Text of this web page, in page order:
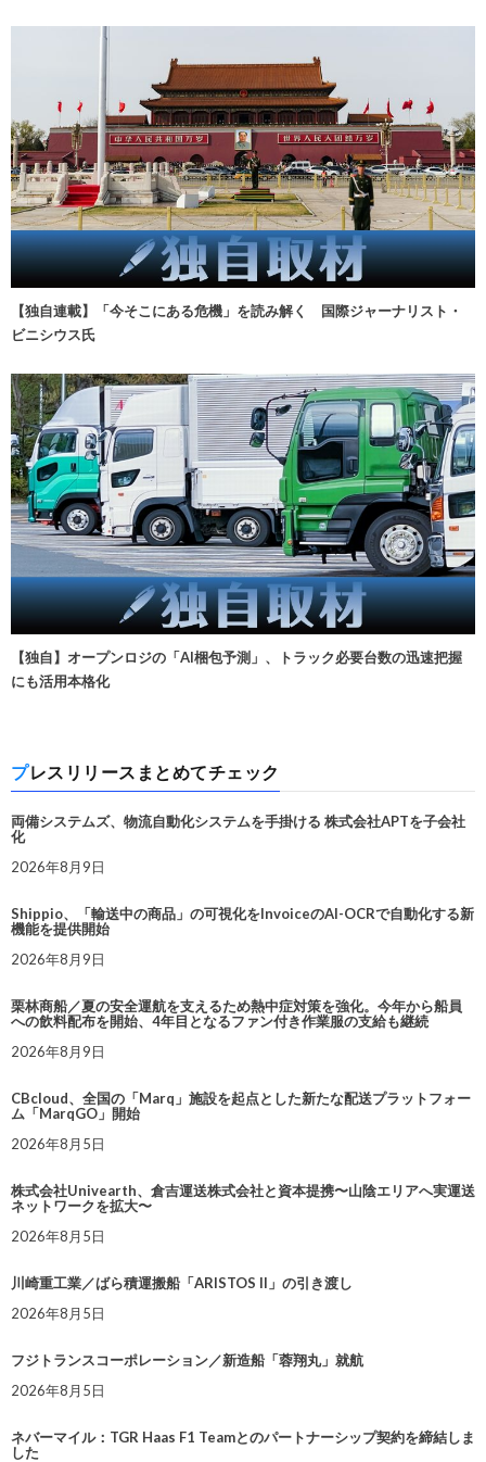
【独自連載】「今そこにある危機」を読み解く 国際ジャーナリスト・
ビニシウス氏
【独自】オープンロジの「AI梱包予測」、トラック必要台数の迅速把握
にも活用本格化
プレスリリースまとめてチェック
両備システムズ、物流自動化システムを手掛ける 株式会社APTを子会社
化
2026年8月9日
Shippio、「輸送中の商品」の可視化をInvoiceのAI-OCRで自動化する新
機能を提供開始
2026年8月9日
栗林商船／夏の安全運航を支えるため熱中症対策を強化。今年から船員
への飲料配布を開始、4年目となるファン付き作業服の支給も継続
2026年8月9日
CBcloud、全国の「Marq」施設を起点とした新たな配送プラットフォー
ム「MarqGO」開始
2026年8月5日
株式会社Univearth、倉吉運送株式会社と資本提携〜山陰エリアへ実運送
ネットワークを拡大〜
2026年8月5日
川崎重工業／ばら積運搬船「ARISTOS II」の引き渡し
2026年8月5日
フジトランスコーポレーション／新造船「蓉翔丸」就航
2026年8月5日
ネバーマイル：TGR Haas F1 Teamとのパートナーシップ契約を締結しま
した